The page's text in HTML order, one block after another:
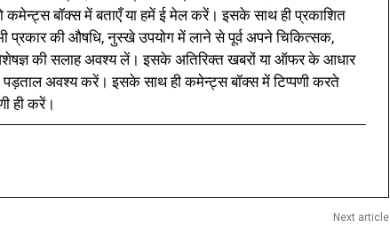
बॉक्स में बताएँ या हमें ई मेल करें। इसके साथ ही प्रकाशित
प्रकार की औषधि, नुस्खे उपयोग में लाने से पूर्व अपने चिकित्सक,
विशेषज्ञ की सलाह अवश्य लें। इसके अतिरिक्त खबरों या ऑफर के आधार
पड़ताल अवश्य करें। इसके साथ ही कमेन्ट्स बॉक्स में टिप्पणी करते
ही करें।
Next article